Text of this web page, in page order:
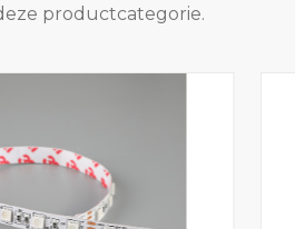
productcategorie.